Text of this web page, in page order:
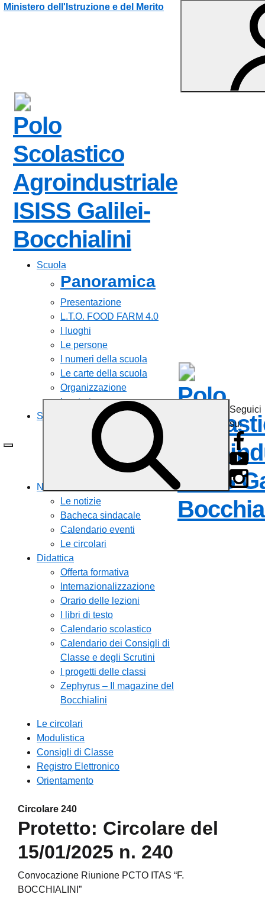
Vai ai contenuti
Vai al menu di navigazione
Vai al footer
Ministero dell'Istruzione e del Merito
Polo
Scolastico
Agroindustriale
ISISS Galilei-
Bocchialini
Scuola
Panoramica
Presentazione
L.T.O. FOOD FARM 4.0
I luoghi
Le persone
I numeri della scuola
Le carte della scuola
Organizzazione
La storia
Servizi
Personale scolastico
Famiglie e studenti
Calendari ad uso interno
Tutti i servizi
Novità
Le notizie
Bacheca sindacale
Calendario eventi
Le circolari
Didattica
Offerta formativa
Internazionalizzazione
Orario delle lezioni
I libri di testo
Calendario scolastico
Calendario dei Consigli di
Classe e degli Scrutini
I progetti delle classi
Zephyrus – Il magazine del
Bocchialini
Le circolari
Modulistica
Consigli di Classe
Registro Elettronico
Orientamento
Polo
ISISS
Seguici
su:
Circolare 240
Protetto: Circolare del
15/01/2025 n. 240
Convocazione Riunione PCTO ITAS “F.
BOCCHIALINI”